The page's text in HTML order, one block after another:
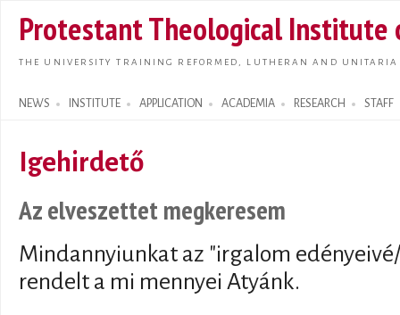
main
Protestant Theological Institute
THE UNIVERSITY TRAINING REFORMED, LUTHERAN AND
NEWS INSTITUTE APPLICATION ACADEMIA RESEARCH STAFF
Search form
Igehirdető
Az elveszettet megkeresem
Mindannyiunkat az "irgalom
rendelt a mi mennyei Atyánk.